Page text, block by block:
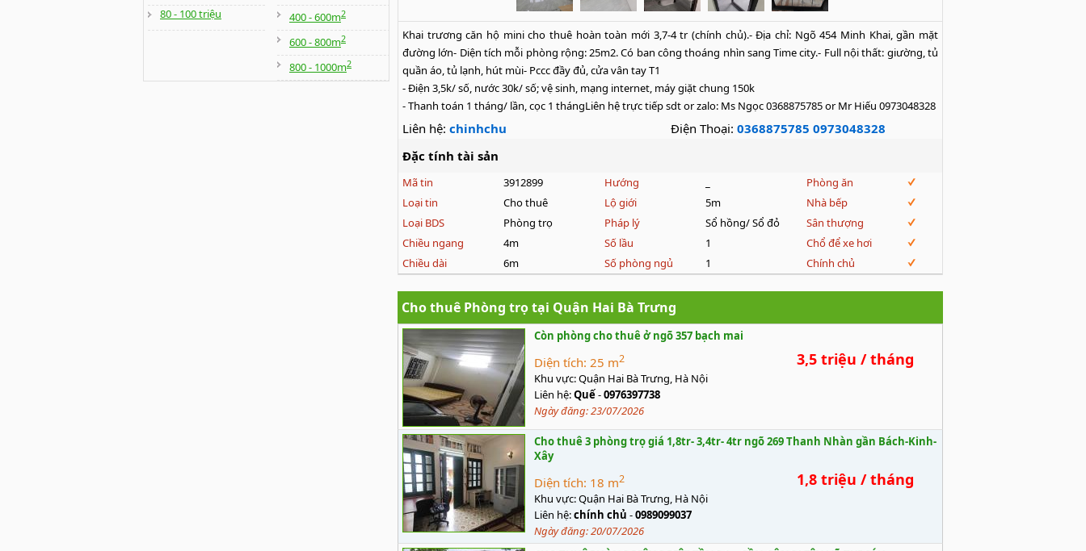
80 - 100 triệu
400 - 600m2
600 - 800m2
800 - 1000m2
Khai trương căn hộ mini cho thuê hoàn toàn mới 3,7-4 tr (chính chủ).- Địa chỉ: Ngõ 454 Minh Khai, gần mặt
đường lớn- Diện tích mỗi phòng rộng: 25m2. Có ban công thoáng nhìn sang Time city.- Full nội thất: giường, tủ
quần áo, tủ lạnh, hút mùi- Pccc đầy đủ, cửa vân tay T1
- Điện 3,5k/ số, nước 30k/ số; vệ sinh, mạng internet, máy giặt chung 150k
- Thanh toán 1 tháng/ lần, cọc 1 thángLiên hệ trực tiếp sdt or zalo: Ms Ngọc 0368875785 or Mr Hiếu 0973048328
Liên hệ: chinhchu Điện Thoại: 0368875785 0973048328
Đặc tính tài sản
Mã tin 3912899 Hướng
Phòng ăn
Loại tin
Cho thuê Lộ giới 5m
Nhà bếp
Loại BDS
Phòng trọ Pháp lý Sổ hồng/ Sổ đỏ
Sân thượng
Chiều ngang
4m Số lầu 1
Chổ để xe hơi
Chiều dài
6m Số phòng ngủ 1 Chính chủ
Cho thuê Phòng trọ tại Quận Hai Bà Trưng
Còn phòng cho thuê ở ngõ 357 bạch mai
Diện tích: 25 m2 3,5 triệu / tháng
Khu vực:Quận Hai Bà Trưng, Hà Nội
Liên hệ:Quế-0976397738
Ngày đăng:23/07/2026
Cho thuê 3 phòng trọ giá 1,8tr- 3,4tr- 4tr ngõ 269 Thanh Nhàn gần Bách-Kinh-
Xây
Diện tích: 18 m2 1,8 triệu / tháng
Khu vực:Quận Hai Bà Trưng, Hà Nội
Liên hệ:chính chủ -0989099037
Ngày đăng:20/07/2026